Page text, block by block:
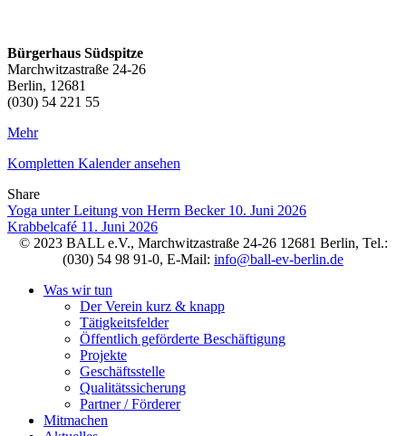
Bürgerhaus Südspitze
Marchwitzastraße 24-26
Berlin, 12681
(030) 54 221 55
Mehr
Kompletten Kalender ansehen
Share
Facebook
Twitter
LinkedIn
Pinterest
Stumbleupon
Email
Yoga unter Leitung von Herrn Becker 10. Juni 2026
Krabbelcafé 11. Juni 2026
© 2023 BALL e.V., Marchwitzastraße 24-26 12681 Berlin, Tel.:
(030) 54 98 91-0, E-Mail: info@ball-ev-berlin.de
Was wir tun
Der Verein kurz & knapp
Tätigkeitsfelder
Öffentlich geförderte Beschäftigung
Projekte
Geschäftsstelle
Qualitätssicherung
Partner / Förderer
Mitmachen